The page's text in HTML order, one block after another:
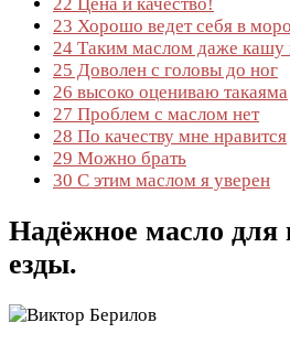
23 Хорошо ведет себя в
24 Таким маслом даже
25 Доволен с головы до ног
26 высоко оцениваю такаяма
27 Проблем с маслом нет
28 По качеству мне нравится
29 Можно брать
30 С этим маслом я уверен
Надёжное масло для
езды.